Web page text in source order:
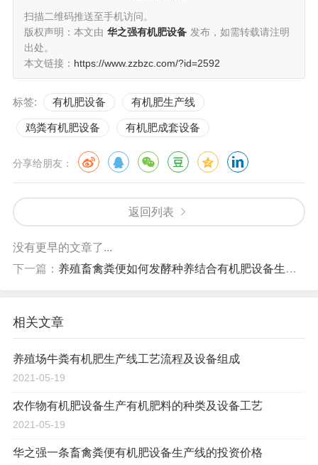
扫描二维码推送至手机访问。
版权声明：本文由 华之强有机肥设备 发布，如需转载请注明
出处。
本文链接： https://www.zzbzc.com/?id=2592
标签: 有机肥设备 有机肥生产线
鸡粪有机肥设备 有机肥成套设备
分享给朋友：
返回列表
没有更早的文章了...
下一篇： 养殖畜禽粪便如何发酵种养结合有机肥设备生产过程
相关文章
养殖场牛粪有机肥生产线工艺流程及设备组成
2021-05-19
农作物有机肥设备生产有机肥料的种类及设备工艺
2021-05-19
华之强一条畜禽粪便有机肥设备生产线的投资价格